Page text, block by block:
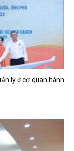
lý ở cơ quan hành